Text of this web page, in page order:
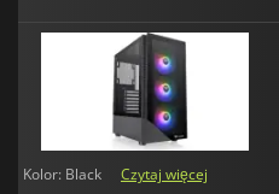
Kolor: Black Czytaj więcej